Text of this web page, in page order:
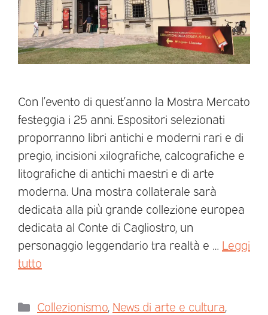
Con l’evento di quest’anno la Mostra Mercato
festeggia i 25 anni. Espositori selezionati
proporranno libri antichi e moderni rari e di
pregio, incisioni xilografiche, calcografiche e
litografiche di antichi maestri e di arte
moderna. Una mostra collaterale sarà
dedicata alla più grande collezione europea
dedicata al Conte di Cagliostro, un
personaggio leggendario tra realtà e … Leggi
tutto
Collezionismo News di arte e cultura